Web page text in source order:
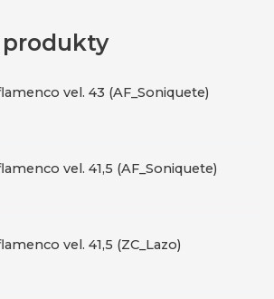
produkty
vel. 43 (AF_Soniquete)
vel. 41,5 (AF_Soniquete)
vel. 41,5 (ZC_Lazo)